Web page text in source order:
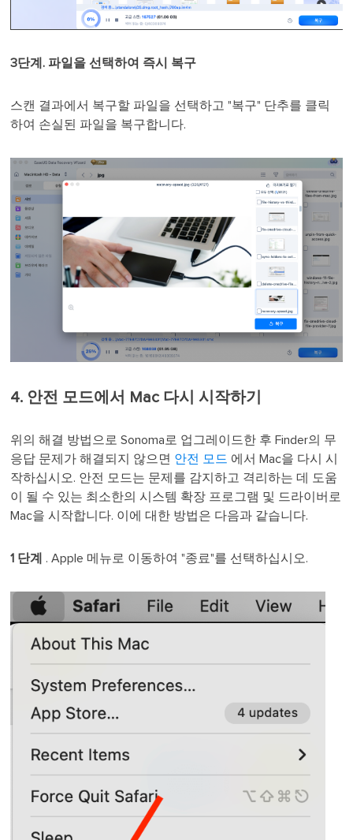
3단계. 파일을 선택하여 즉시 복구
스캔 결과에서 복구할 파일을 선택하고 "복구" 단추를 클릭
하여 손실된 파일을 복구합니다.
4. 안전 모드에서 Mac 다시 시작하기
위의 해결 방법으로 Sonoma로 업그레이드한 후 Finder의 무
응답 문제가 해결되지 않으면 안전 모드 에서 Mac을 다시 시
작하십시오. 안전 모드는 문제를 감지하고 격리하는 데 도움
이 될 수 있는 최소한의 시스템 확장 프로그램 및 드라이버로
Mac을 시작합니다. 이에 대한 방법은 다음과 같습니다.
1 단계 . Apple 메뉴로 이동하여 "종료"를 선택하십시오.